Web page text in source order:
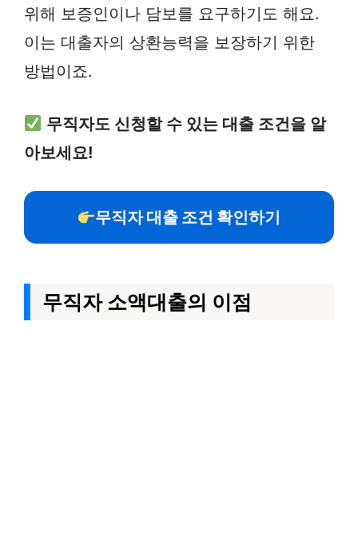
위해 보증인이나 담보를 요구하기도 해요.
이는 대출자의 상환능력을 보장하기 위한
방법이죠.
무직자도 신청할 수 있는 대출 조건을 알
아보세요!
무직자 대출 조건 확인하기
무직자 소액대출의 이점